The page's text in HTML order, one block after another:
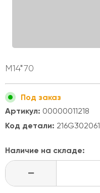
М14*70
Под заказ
Артикул: 00000011218
Код детали: 216G302061
Наличие на складе:
-